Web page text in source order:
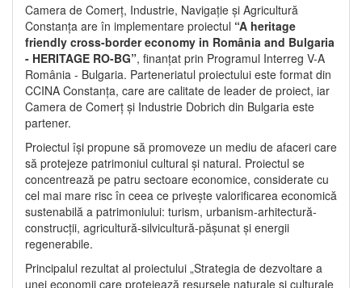
Camera de Comerț, Industrie, Navigație și Agricultură
Constanța are în implementare proiectul “A heritage
friendly cross-border economy in România and Bulgaria
- HERITAGE RO-BG”, finanțat prin Programul Interreg V-A
România - Bulgaria. Parteneriatul proiectului este format din
CCINA Constanța, care are calitate de leader de proiect, iar
Camera de Comerț și Industrie Dobrich din Bulgaria este
partener.
Proiectul își propune să promoveze un mediu de afaceri care
să protejeze patrimoniul cultural și natural. Proiectul se
concentrează pe patru sectoare economice, considerate cu
cel mai mare risc în ceea ce privește valorificarea economică
sustenabilă a patrimoniului: turism, urbanism-arhitectură-
construcții, agricultură-silvicultură-pășunat și energii
regenerabile.
Principalul rezultat al proiectului „Strategia de dezvoltare a
unei economii care protejează resursele naturale și culturale